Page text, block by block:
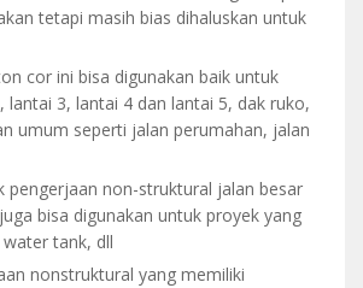
tetapi masih bias dihaluskan untuk
cor ini bisa digunakan baik untuk
3, lantai 4 dan lantai 5, dak ruko,
umum seperti jalan perumahan, jalan
pengerjaan non-struktural jalan besar
bisa digunakan untuk proyek yang
tank, dll
nonstruktural yang memiliki